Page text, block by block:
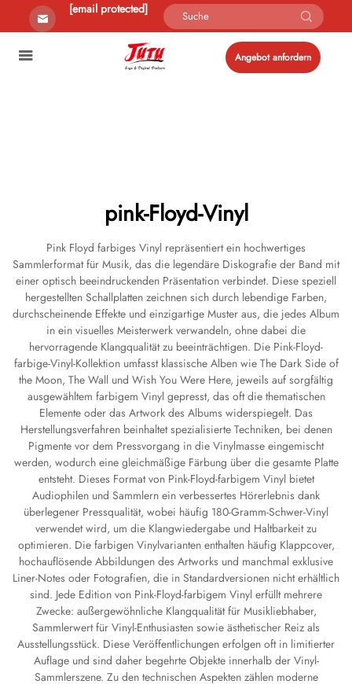
[email protected]
Angebot anfordern
pink-Floyd-Vinyl
Pink Floyd farbiges Vinyl repräsentiert ein hochwertiges
Sammlerformat für Musik, das die legendäre Diskografie der Band mit
einer optisch beeindruckenden Präsentation verbindet. Diese speziell
hergestellten Schallplatten zeichnen sich durch lebendige Farben,
durchscheinende Effekte und einzigartige Muster aus, die jedes Album
in ein visuelles Meisterwerk verwandeln, ohne dabei die
hervorragende Klangqualität zu beeinträchtigen. Die Pink-Floyd-
farbige-Vinyl-Kollektion umfasst klassische Alben wie The Dark Side of
the Moon, The Wall und Wish You Were Here, jeweils auf sorgfältig
ausgewähltem farbigem Vinyl gepresst, das oft die thematischen
Elemente oder das Artwork des Albums widerspiegelt. Das
Herstellungsverfahren beinhaltet spezialisierte Techniken, bei denen
Pigmente vor dem Pressvorgang in die Vinylmasse eingemischt
werden, wodurch eine gleichmäßige Färbung über die gesamte Platte
entsteht. Dieses Format von Pink-Floyd-farbigem Vinyl bietet
Audiophilen und Sammlern ein verbessertes Hörerlebnis dank
überlegener Pressqualität, wobei häufig 180-Gramm-Schwer-Vinyl
verwendet wird, um die Klangwiedergabe und Haltbarkeit zu
optimieren. Die farbigen Vinylvarianten enthalten häufig Klappcover,
hochauflösende Abbildungen des Artworks und manchmal exklusive
Liner-Notes oder Fotografien, die in Standardversionen nicht erhältlich
sind. Jede Edition von Pink-Floyd-farbigem Vinyl erfüllt mehrere
Zwecke: außergewöhnliche Klangqualität für Musikliebhaber,
Sammlerwert für Vinyl-Enthusiasten sowie ästhetischer Reiz als
Ausstellungsstück. Diese Veröffentlichungen erfolgen oft in limitierter
Auflage und sind daher begehrte Objekte innerhalb der Vinyl-
Sammlerszene. Zu den technischen Aspekten zählen moderne